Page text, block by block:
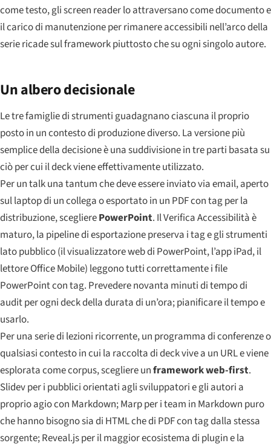
come testo, gli screen reader lo attraversano come documento e
il carico di manutenzione per rimanere accessibili nell’arco della
serie ricade sul framework piuttosto che su ogni singolo autore.
Un albero decisionale
Le tre famiglie di strumenti guadagnano ciascuna il proprio
posto in un contesto di produzione diverso. La versione più
semplice della decisione è una suddivisione in tre parti basata su
ciò per cui il deck viene effettivamente utilizzato.
Per un talk una tantum che deve essere inviato via email, aperto
sul laptop di un collega o esportato in un PDF con tag per la
distribuzione, sceglierePowerPoint. Il Verifica Accessibilità è
maturo, la pipeline di esportazione preserva i tag e gli strumenti
lato pubblico (il visualizzatore web di PowerPoint, l’app iPad, il
lettore Office Mobile) leggono tutti correttamente i file
PowerPoint con tag. Prevedere novanta minuti di tempo di
audit per ogni deck della durata di un’ora; pianificare il tempo e
usarlo.
Per una serie di lezioni ricorrente, un programma di conferenze o
qualsiasi contesto in cui la raccolta di deck vive a un URL e viene
esplorata come corpus, scegliere unframework web-first.
Slidev per i pubblici orientati agli sviluppatori e gli autori a
proprio agio con Markdown; Marp per i team in Markdown puro
che hanno bisogno sia di HTML che di PDF con tag dalla stessa
sorgente; Reveal.js per il maggior ecosistema di plugin e la